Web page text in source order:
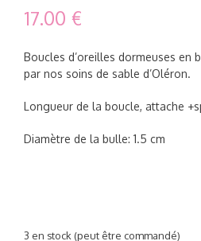
17.00 €
Boucles d’oreilles dormeuses en
par nos soins de sable d’Oléron.
Longueur de la boucle, attache
Diamètre de la bulle: 1.5 cm
3 en stock (peut être commandé)